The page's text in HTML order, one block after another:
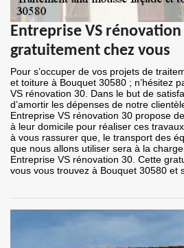
Entreprise VS rénovation
gratuitement chez vous
Pour s’occuper de vos projets de
et toiture à Bouquet 30580 ; n’hésitez
VS rénovation 30. Dans le but de
d’amortir les dépenses de notre
Entreprise VS rénovation 30 propose
à leur domicile pour réaliser ces
à vous rassurer que, le transport des
que nous allons utiliser sera à la
Entreprise VS rénovation 30. Cette
vous vous trouvez à Bouquet 30580 et